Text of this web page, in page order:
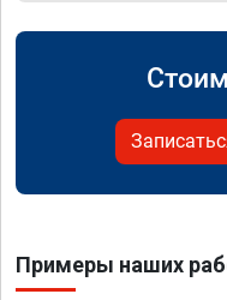
Примеры наших